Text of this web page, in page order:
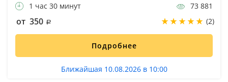
1 час 30 минут
73 881
от 350 (2)
Подробнее
Ближайшая 10.08.2026 в 10:00